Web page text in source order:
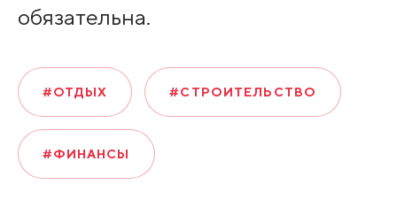
обязательна.
#ОТДЫХ #СТРОИТЕЛЬСТВО
#ФИНАНСЫ